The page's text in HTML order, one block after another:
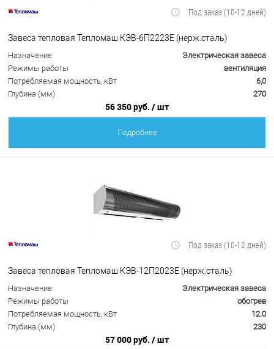
Под заказ (10-12 дней)
Завеса тепловая Тепломаш КЭВ-6П2223Е (нерж.сталь)
Назначение
Электрическая завеса
Режимы работы
вентиляция
Потребляемая мощность, кВт
6,0
Глубина (мм)
270
56 350 руб. / шт
Подробнее
Под заказ (10-12 дней)
Завеса тепловая Тепломаш КЭВ-12П2023Е (нерж.сталь)
Назначение
Электрическая завеса
Режимы работы
обогрев
Потребляемая мощность, кВт
12.0
Глубина (мм)
230
57 000 руб. / шт